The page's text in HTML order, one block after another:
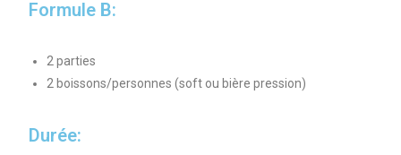
Formule B:
2 parties
2 boissons/personnes (soft ou bière pression)
Durée: